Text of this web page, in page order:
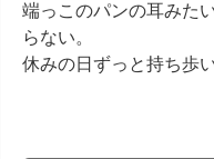
端っこのパンの耳みた
らない。
休みの日ずっと持ち歩い